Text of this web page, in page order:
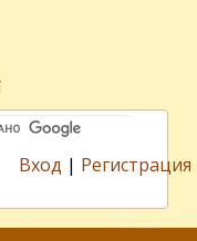
Вход | Регистрация